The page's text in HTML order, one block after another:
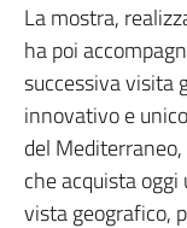
La mostra,
ha poi
successiva visita
innovativo e
del
che acquista
vista geografico,